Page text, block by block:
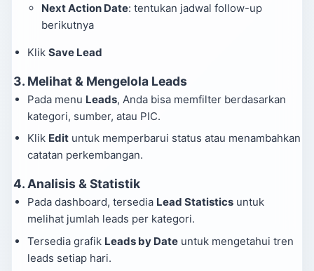
Next Action Date: tentukan jadwal follow-up
berikutnya
Klik Save Lead
3. Melihat & Mengelola Leads
Pada menu Leads, Anda bisa memfilter berdasarkan
kategori, sumber, atau PIC.
Klik Edit untuk memperbarui status atau menambahkan
catatan perkembangan.
4. Analisis & Statistik
Pada dashboard, tersedia Lead Statistics untuk
melihat jumlah leads per kategori.
Tersedia grafik Leads by Date untuk mengetahui tren
leads setiap hari.